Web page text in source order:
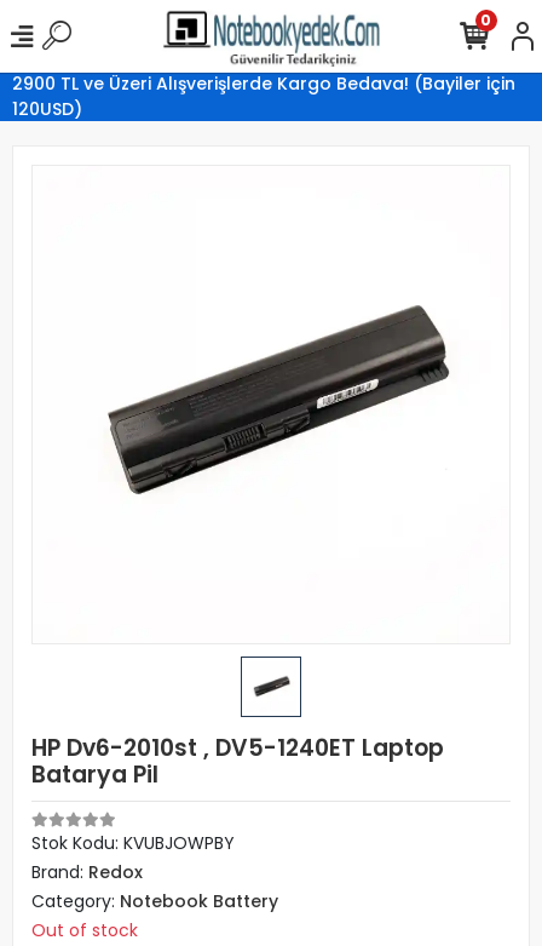
2900 TL ve Üzeri Alışverişlerde Kargo Bedava! (Bayiler için
120USD)
0
HP Dv6-2010st , DV5-1240ET Laptop
Batarya Pil
Stok Kodu: KVUBJOWPBY
Brand: Redox
Category: Notebook Battery
Out of stock